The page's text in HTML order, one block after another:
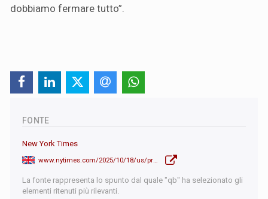
dobbiamo fermare tutto”.
FONTE
New York Times
La fonte rappresenta lo spunto dal quale "qb" ha selezionato gli
elementi ritenuti più rilevanti.